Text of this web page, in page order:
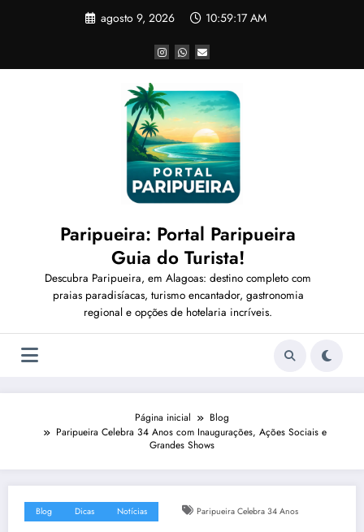
agosto 9, 2026 10:59:18 AM
Paripueira: Portal Paripueira
Guia do Turista!
Descubra Paripueira, em Alagoas: destino completo com
praias paradisíacas, turismo encantador, gastronomia
regional e opções de hotelaria incríveis.
Página inicial
Blog
Paripueira Celebra 34 Anos com Inaugurações, Ações Sociais e
Grandes Shows
Blog Dicas Notícias Paripueira Celebra 34 Anos